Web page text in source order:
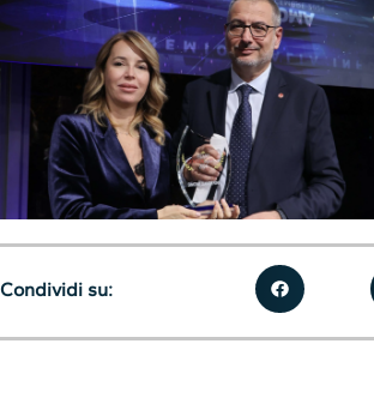
Condividi su: